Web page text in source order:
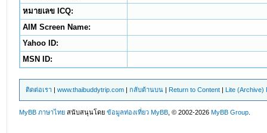
หมายเลข ICQ:
AIM Screen Name:
Yahoo ID:
MSN ID:
ติดต่อเรา |www.thaibuddytrip.com |กลับด้านบน | Return to Content | Lite (Archive)
MyBB ภาษาไทย สนับสนุนโดยข้อมูลท่องเที่ยว MyBB , © 2002-2026MyBB Group